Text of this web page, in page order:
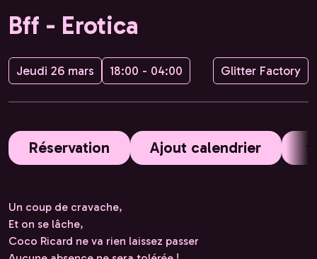
Bff - Erotica
Jeudi 26 mars 18:00 - 04:00 Glitter Factory
Réservation Ajout calendrier
Un coup de cravache,
Et on se lâche,
Coco Ricard ne va rien laissez passer